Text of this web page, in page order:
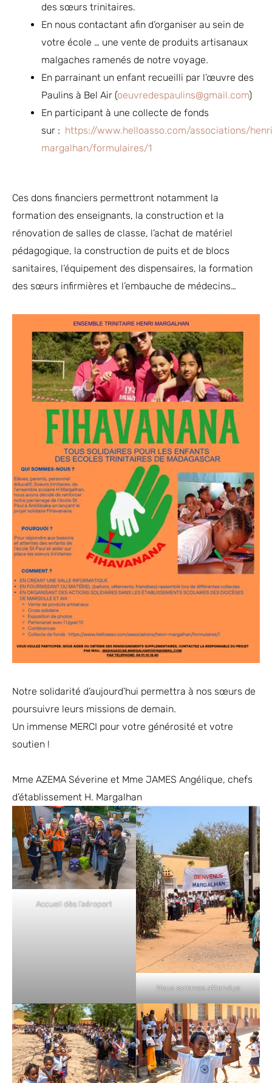
des sœurs trinitaires.
En nous contactant afin d’organiser au sein de
votre école … une vente de produits artisanaux
malgaches ramenés de notre voyage.
En parrainant un enfant recueilli par l’œuvre des
Paulins à Bel Air (oeuvredespaulins@gmail.com)
En participant à une collecte de fonds
sur : https://www.helloasso.com/associations/
margalhan/formulaires/1
Ces dons financiers permettront notamment la
formation des enseignants, la construction et la
rénovation de salles de classe, l’achat de matériel
pédagogique, la construction de puits et de blocs
sanitaires, l’équipement des dispensaires, la formation
des sœurs infirmières et l’embauche de médecins…
Notre solidarité d’aujourd’hui permettra à nos sœurs de
poursuivre leurs missions de demain.
Un immense MERCI pour votre générosité et votre
soutien !
Mme AZEMA Séverine et Mme JAMES Angélique, chefs
d’établissement H. Margalhan
Accueil dès l’aéroport
Nous sommes attendus